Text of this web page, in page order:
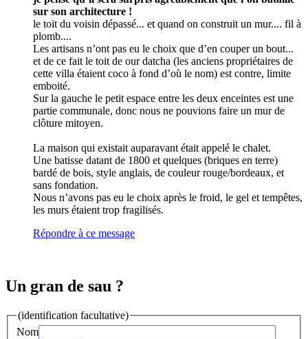
sur son architecture !
le toit du voisin dépassé... et quand on construit un mur.... fil à
plomb....
Les artisans n’ont pas eu le choix que d’en couper un bout...
et de ce fait le toit de our datcha (les anciens propriétaires de
cette villa étaient coco à fond d’où le nom) est contre, limite
emboité.
Sur la gauche le petit espace entre les deux enceintes est une
partie communale, donc nous ne pouvions faire un mur de
clôture mitoyen.
La maison qui existait auparavant était appelé le chalet.
Une batisse datant de 1800 et quelques (briques en terre)
bardé de bois, style anglais, de couleur rouge/bordeaux, et
sans fondation.
Nous n’avons pas eu le choix après le froid, le gel et tempêtes,
les murs étaient trop fragilisés.
Répondre à ce message
Un gran de sau ?
(identification facultative)
Nom